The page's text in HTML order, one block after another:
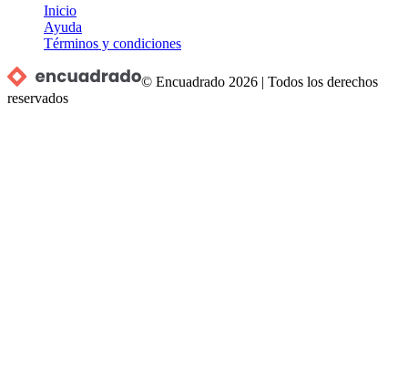
Inicio
Ayuda
Términos y condiciones
© Encuadrado 2026 |Todos los derechos
reservados